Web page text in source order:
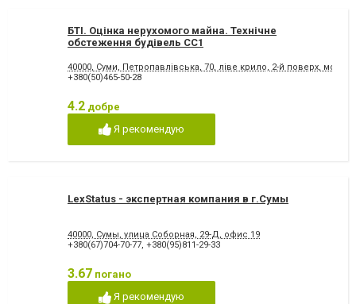
БТІ. Оцінка нерухомого майна. Технічне
обстеження будівель СС1
40000, Суми, Петропавлівська, 70, ліве крило, 2-й поверх, моб.
+380(50)465-50-28
4.2 добре
Я рекомендую
LexStatus - экспертная компания в г.Сумы
40000, Сумы, улица Соборная, 29-Д, офис 19
+380(67)704-70-77, +380(95)811-29-33
3.67 погано
Я рекомендую